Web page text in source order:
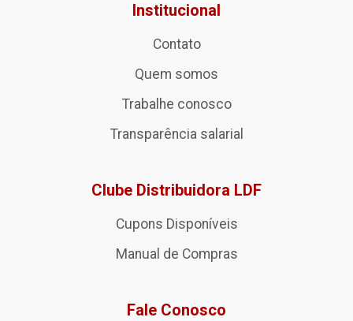
Institucional
Contato
Quem somos
Trabalhe conosco
Transparência salarial
Clube Distribuidora LDF
Cupons Disponíveis
Manual de Compras
Fale Conosco